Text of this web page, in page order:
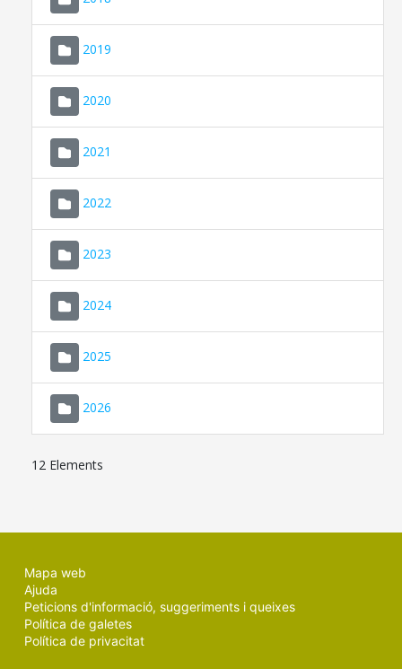
2019
2020
2021
2022
2023
2024
2025
2026
12 Elements
Mapa web
Ajuda
Peticions d'informació, suggeriments i queixes
Política de galetes
Política de privacitat